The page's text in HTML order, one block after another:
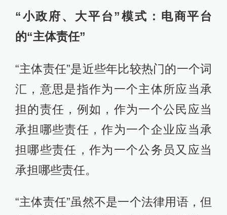
“小政府、大平台”模式：电商平台
的“主体责任”
“主体责任”是近些年比较热门的一个词
汇，意思是指作为一个主体所应当承
担的责任，例如，作为一个公民应当
承担哪些责任，作为一个企业应当承
担哪些责任，作为一个公务员又应当
承担哪些责任。
“主体责任”虽然不是一个法律用语，但